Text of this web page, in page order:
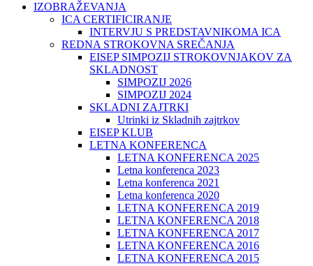
IZOBRAŽEVANJA
ICA CERTIFICIRANJE
INTERVJU S PREDSTAVNIKOMA ICA
REDNA STROKOVNA SREČANJA
EISEP SIMPOZIJ STROKOVNJAKOV ZA
SKLADNOST
SIMPOZIJ 2026
SIMPOZIJ 2024
SKLADNI ZAJTRKI
Utrinki iz Skladnih zajtrkov
EISEP KLUB
LETNA KONFERENCA
LETNA KONFERENCA 2025
Letna konferenca 2023
Letna konferenca 2021
Letna konferenca 2020
LETNA KONFERENCA 2019
LETNA KONFERENCA 2018
LETNA KONFERENCA 2017
LETNA KONFERENCA 2016
LETNA KONFERENCA 2015